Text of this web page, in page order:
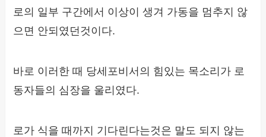
로의 일부 구간에서 이상이 생겨 가동을 멈추지 않
으면 안되였던것이다.
바로 이러한 때 당세포비서의 힘있는 목소리가 로
동자들의 심장을 울리였다.
로가 식을 때까지 기다린다는것은 말도 되지 않는